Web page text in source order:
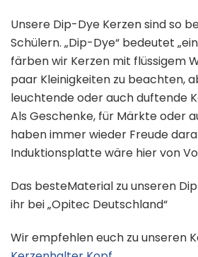
Unsere Dip-Dye Kerzen sind so
Schülern. „Dip-Dye“ bedeutet
färben wir Kerzen mit flüssigem
paar Kleinigkeiten zu beachten,
leuchtende oder auch duftende
Als Geschenke, für Märkte oder
haben immer wieder Freude
Induktionsplatte wäre hier von
Das besteMaterial zu unseren
ihr bei „Opitec Deutschland“
Wir empfehlen euch zu unseren